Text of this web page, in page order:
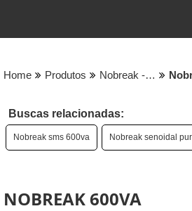
Home Produtos Nobreak - Categoria
Buscas relacionadas:
Nobreak sms 600va Nobreak senoidal
NOBREAK 600VA